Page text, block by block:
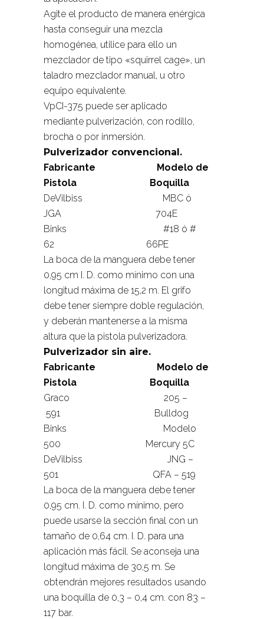
Agite el producto de manera enérgica
hasta conseguir una mezcla
homogénea, utilice para ello un
mezclador de tipo «squirrel cage», un
taladro mezclador manual, u otro
equipo equivalente.
VpCI-375 puede ser aplicado
mediante pulverización, con rodillo,
brocha o por inmersión.
Pulverizador convencional.
Fabricante Modelo de
Pistola Boquilla
DeVilbiss MBC ó
JGA 704E
Binks #18 ó #
62 66PE
La boca de la manguera debe tener
0,95 cm I. D. como mínimo con una
longitud máxima de 15,2 m. El grifo
debe tener siempre doble regulación,
y deberán mantenerse a la misma
altura que la pistola pulverizadora.
Pulverizador sin aire.
Fabricante Modelo de
Pistola Boquilla
Graco 205 –
591 Bulldog
Binks Modelo
500 Mercury 5C
DeVilbiss JNG –
501 QFA – 519
La boca de la manguera debe tener
0,95 cm. I. D. como mínimo, pero
puede usarse la sección final con un
tamaño de 0,64 cm. I. D. para una
aplicación más fácil. Se aconseja una
longitud máxima de 30,5 m. Se
obtendrán mejores resultados usando
una boquilla de 0,3 – 0,4 cm. con 83 –
117 bar.